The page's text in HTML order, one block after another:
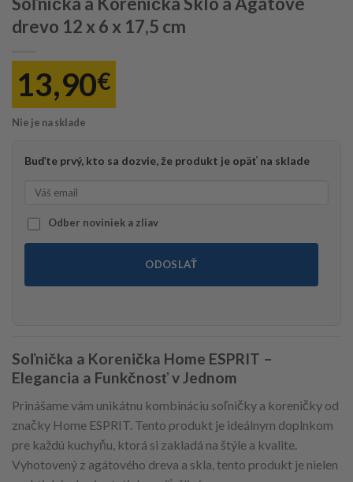
drevo 12 x 6 x 17,5 cm
13,90€
Nie je na sklade
Buďte prvý, kto sa dozvie, že produkt je opäť na sklade
Odber noviniek a zliav
ODOSLAŤ
Soľnička a Korenička Home ESPRIT –
Elegancia a Funkčnosť v Jednom
Prinášame vám unikátnu kombináciu soľničky a koreničky od
značky Home ESPRIT. Tento produkt je ideálnym doplnkom
pre každú kuchyňu, ktorá si zakladá na štýle a kvalite.
Vyhotovený z agátového dreva a skla, tento produkt je nielen